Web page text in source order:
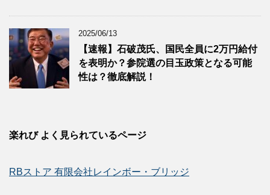
2025/06/13
【速報】石破茂氏、国民全員に2万円給付
を表明か？参院選の目玉政策となる可能
性は？徹底解説！
楽れび よく見られているページ
RBストア 有限会社レインボー・ブリッジ